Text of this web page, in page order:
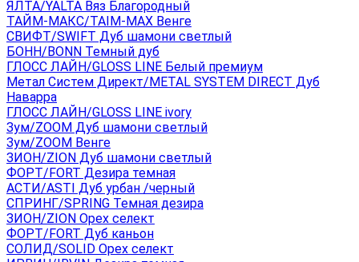
ЯЛТА/YALTA Вяз Благородный
ТАЙМ-МАКС/TAIM-MAX Венге
СВИФТ/SWIFT Дуб шамони светлый
БОНН/BONN Темный дуб
ГЛОСС ЛАЙН/GLOSS LINE Белый премиум
Метал Систем Директ/METAL SYSTEM DIRECT Дуб
Наварра
ГЛОСС ЛАЙН/GLOSS LINE ivory
Зум/ZOOM Дуб шамони светлый
Зум/ZOOM Венге
ЗИОН/ZION Дуб шамони светлый
ФОРТ/FORT Дезира темная
АСТИ/ASTI Дуб урбан /черный
СПРИНГ/SPRING Темная дезира
ЗИОН/ZION Орех селект
ФОРТ/FORT Дуб каньон
СОЛИД/SOLID Орех селект